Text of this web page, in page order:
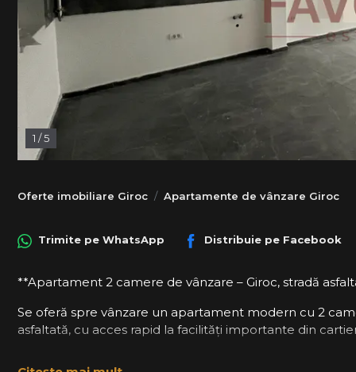
1 /5
Oferte imobiliare Giroc Apartamente de vânzare Giroc
Trimite pe WhatsApp Distribuie pe Facebook
**Apartament 2 camere de vânzare – Giroc, stradă
Se oferă spre vânzare un apartament modern cu 2
asfaltată, cu acces rapid la facilități importante din